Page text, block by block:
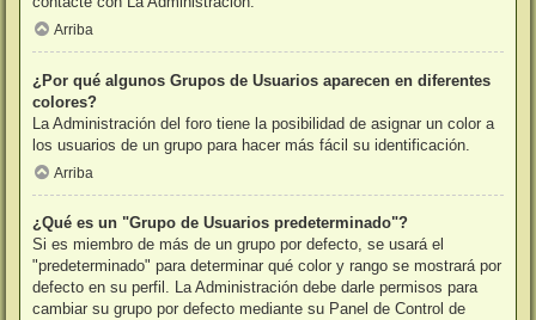
Arriba
¿Por qué algunos Grupos de Usuarios aparecen en diferentes
colores?
La Administración del foro tiene la posibilidad de asignar un color a
los usuarios de un grupo para hacer más fácil su identificación.
Arriba
¿Qué es un "Grupo de Usuarios predeterminado"?
Si es miembro de más de un grupo por defecto, se usará el
"predeterminado" para determinar qué color y rango se mostrará por
defecto en su perfil. La Administración debe darle permisos para
cambiar su grupo por defecto mediante su Panel de Control de